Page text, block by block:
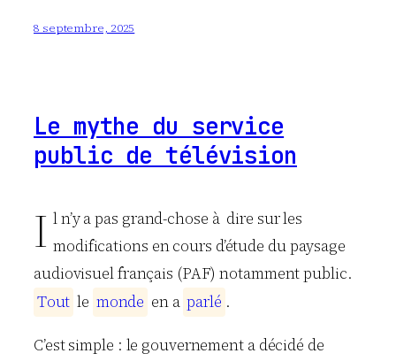
8 septembre, 2025
Le mythe du service
public de télévision
I l n’y a pas grand-chose à dire sur les
modifications en cours d’étude du paysage
audiovisuel français (PAF) notamment public.
Tout le monde en a parlé .
C’est simple : le gouvernement a décidé de